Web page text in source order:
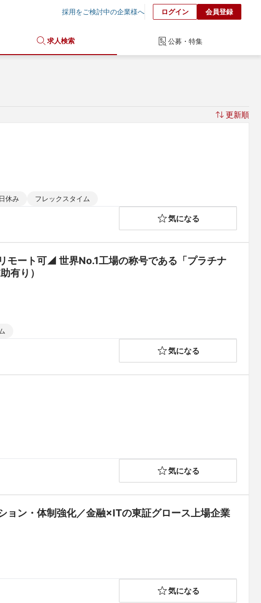
採用をご検討中の企業様へ ログイン 会員登録
求人検索 公募・特集
更新順
休み フレックスタイム
気になる
モート可◢ 世界No.1工場の称号である「プラチナ
有り）
気になる
気になる
ョン・体制強化／金融×ITの東証グロース上場企業
気になる